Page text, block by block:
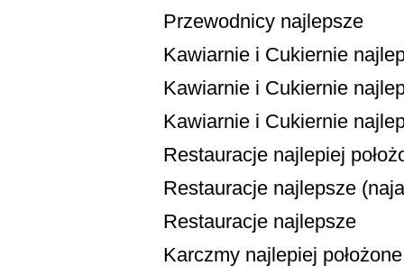
Przewodnicy najlepsze
Kawiarnie i Cukiernie
Kawiarnie i Cukiernie
Kawiarnie i Cukiernie
Restauracje najlepiej
Restauracje najlepsze
Restauracje najlepsze
Karczmy najlepiej położone